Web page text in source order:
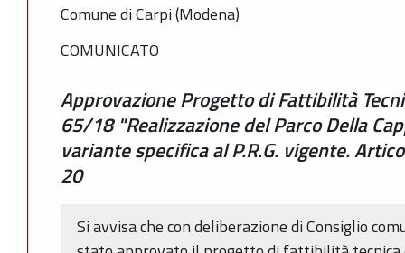
Comune di Carpi (Modena)
COMUNICATO
Approvazione Progetto di Fattibilità
65/18 "Realizzazione del Parco Della
variante specifica al P.R.G. vigente.
20
Si avvisa che con deliberazione di Consiglio